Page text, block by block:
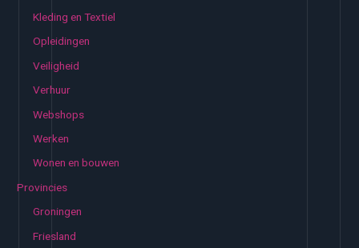
Kleding en Textiel
Opleidingen
Veiligheid
Verhuur
Webshops
Werken
Wonen en bouwen
Provincies
Groningen
Friesland